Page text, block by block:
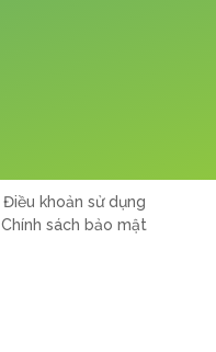
Điều khoản sử dụng
Chính sách bảo mật